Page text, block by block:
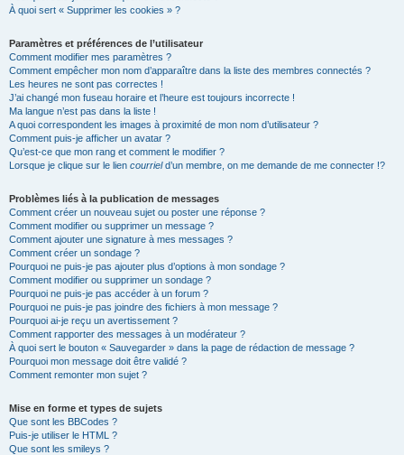
À quoi sert « Supprimer les cookies » ?
Paramètres et préférences de l’utilisateur
Comment modifier mes paramètres ?
Comment empêcher mon nom d’apparaître dans la liste des membres connectés ?
Les heures ne sont pas correctes !
J’ai changé mon fuseau horaire et l’heure est toujours incorrecte !
Ma langue n’est pas dans la liste !
A quoi correspondent les images à proximité de mon nom d’utilisateur ?
Comment puis-je afficher un avatar ?
Qu’est-ce que mon rang et comment le modifier ?
Lorsque je clique sur le lien courrield’un membre, on me demande de me connecter !?
Problèmes liés à la publication de messages
Comment créer un nouveau sujet ou poster une réponse ?
Comment modifier ou supprimer un message ?
Comment ajouter une signature à mes messages ?
Comment créer un sondage ?
Pourquoi ne puis-je pas ajouter plus d’options à mon sondage ?
Comment modifier ou supprimer un sondage ?
Pourquoi ne puis-je pas accéder à un forum ?
Pourquoi ne puis-je pas joindre des fichiers à mon message ?
Pourquoi ai-je reçu un avertissement ?
Comment rapporter des messages à un modérateur ?
À quoi sert le bouton « Sauvegarder » dans la page de rédaction de message ?
Pourquoi mon message doit être validé ?
Comment remonter mon sujet ?
Mise en forme et types de sujets
Que sont les BBCodes ?
Puis-je utiliser le HTML ?
Que sont les smileys ?